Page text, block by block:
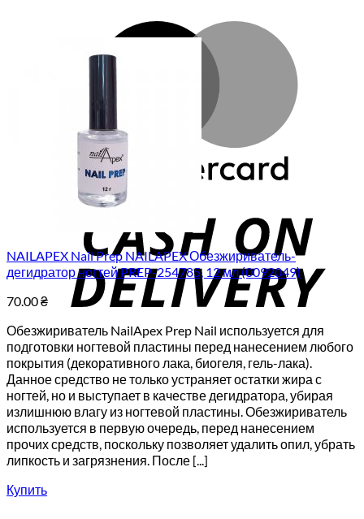
NAILAPEX Nail Prep NAILAPEX Обезжириватель-
дегидратор ногтей PREP-254785, 12 мл (0092049)
70.00₴
Обезжириватель NailApex Prep Nail используется для
подготовки ногтевой пластины перед нанесением любого
покрытия (декоративного лака, биогеля, гель-лака).
Данное средство не только устраняет остатки жира с
ногтей, но и выступает в качестве дегидратора, убирая
излишнюю влагу из ногтевой пластины. Обезжириватель
используется в первую очередь, перед нанесением
прочих средств, поскольку позволяет удалить опил, убрать
липкость и загрязнения. После [...]
Купить